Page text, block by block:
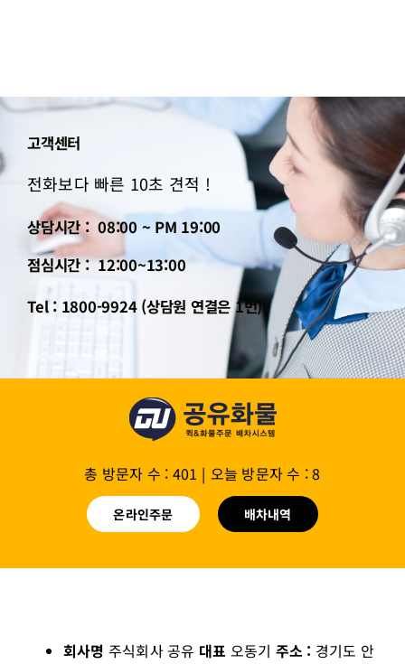
고객센터
전화보다 빠른 10초 견적 !
상담시간 : 08:00 ~ PM 19:00
점심시간 : 12:00~13:00
Tel : 1800-9924 (상담원 연결은 1번)
총 방문자 수 : 401 | 오늘 방문자 수 : 8
온라인주문 배차내역
회사명 주식회사 공유 대표 오동기 주소 : 경기도 안